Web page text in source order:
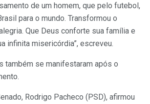
de um homem, que pelo futebol,
para o mundo. Transformou o
Que Deus conforte sua família e
infinita misericórdia”, escreveu.
também se manifestaram após o
Rodrigo Pacheco (PSD), afirmou